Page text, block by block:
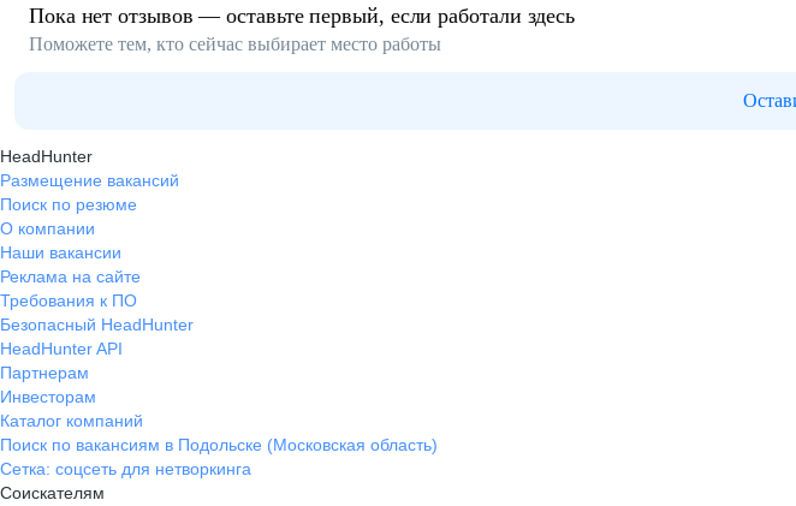
Пока нет отзывов — оставьте первый, если работали здесь
Поможете тем, кто сейчас выбирает место работы
HeadHunter
Размещение вакансий
Поиск по резюме
О компании
Наши вакансии
Реклама на сайте
Требования к ПО
Безопасный HeadHunter
HeadHunter API
Партнерам
Инвесторам
Каталог компаний
Поиск по вакансиям в Подольске (Московская область)
Сетка: соцсеть для нетворкинга
Соискателям